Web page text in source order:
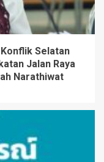
Selatan
Jalan Raya
Narathiwat